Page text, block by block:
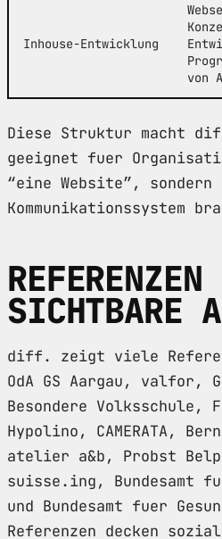
Inhouse-Entwicklung
von
Diese Struktur macht
geeignet fuer
“eine Website”,
Kommunikationssystem
REFERENZEN
SICHTBARE
diff. zeigt viele
OdA GS Aargau, valfor,
Besondere Volksschule,
Hypolino, CAMERATA,
atelier a&b, Probst
suisse.ing, Bundesamt
und Bundesamt fuer
Referenzen decken